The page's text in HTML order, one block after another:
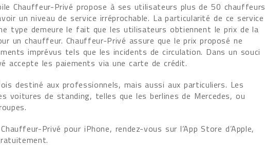
Chauffeur-Privé propose à ses utilisateurs plus de 50 chauffeurs
un niveau de service irréprochable. La particularité de ce service
type demeure le fait que les utilisateurs obtiennent le prix de la
un chauffeur. Chauffeur-Privé assure que le prix proposé ne
imprévus tels que les incidents de circulation. Dans un souci
accepte les paiements via une carte de crédit.
destiné aux professionnels, mais aussi aux particuliers. Les
voitures de standing, telles que les berlines de Mercedes, ou
Privé pour iPhone, rendez-vous sur l’App Store d’Apple,